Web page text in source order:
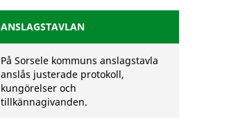
ANSLAGSTAVLAN
På Sorsele kommuns anslagstavla
anslås justerade protokoll,
kungörelser och
tillkännagivanden.